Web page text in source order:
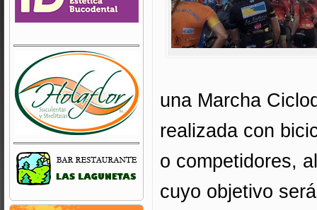
una Marcha
realizada con
o competidores,
cuyo objetivo